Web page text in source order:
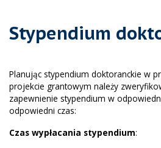
Stypendium
Planując stypendium doktoranckie w
projekcie grantowym należy
zapewnienie stypendium w
odpowiedni czas:
Czas wypłacania stypendium: